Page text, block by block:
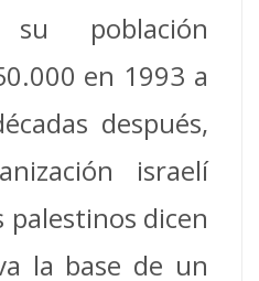
población
en 1993 a
después,
israelí
palestinos dicen
la base de un